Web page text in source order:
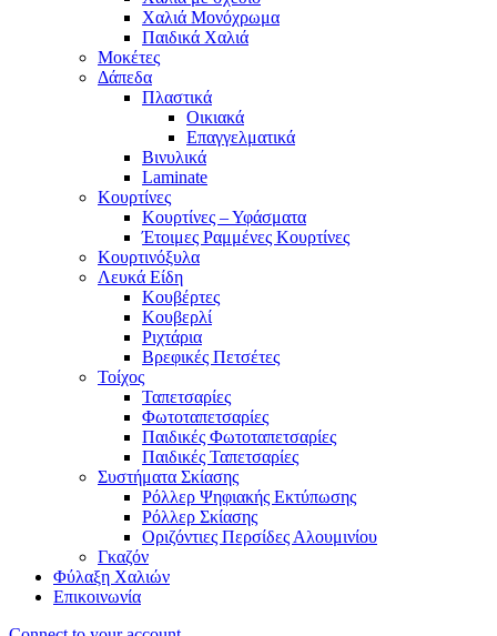
Χαλιά Μονόχρωμα
Παιδικά Χαλιά
Μοκέτες
Δάπεδα
Πλαστικά
Οικιακά
Επαγγελματικά
Βινυλικά
Laminate
Κουρτίνες
Κουρτίνες – Υφάσματα
Έτοιμες Ραμμένες Κουρτίνες
Κουρτινόξυλα
Λευκά Είδη
Κουβέρτες
Κουβερλί
Ριχτάρια
Βρεφικές Πετσέτες
Τοίχος
Ταπετσαρίες
Φωτοταπετσαρίες
Παιδικές Φωτοταπετσαρίες
Παιδικές Ταπετσαρίες
Συστήματα Σκίασης
Ρόλλερ Ψηφιακής Εκτύπωσης
Ρόλλερ Σκίασης
Οριζόντιες Περσίδες Αλουμινίου
Γκαζόν
Φύλαξη Χαλιών
Επικοινωνία